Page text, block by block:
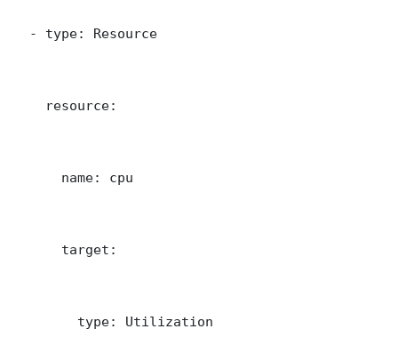
  - type: Resource
    resource:
      name: cpu
      target:
        type: Utilization